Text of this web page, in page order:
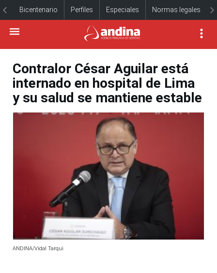
Bicentenario Perfiles Especiales Normas legales
Contralor César Aguilar está
internado en hospital de Lima
y su salud se mantiene estable
ANDINA/Vidal Tarqui